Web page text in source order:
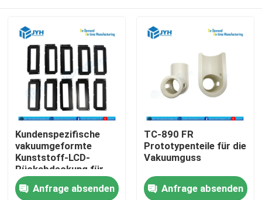
Kundenspezifische
vakuumgeformte
Kunststoff-LCD-
Rückabdeckung für
elektronische
Anzeigegeräte
Anfrage absenden
TC-890 FR
Prototypenteile für die
Vakuumguss
Anfrage absenden